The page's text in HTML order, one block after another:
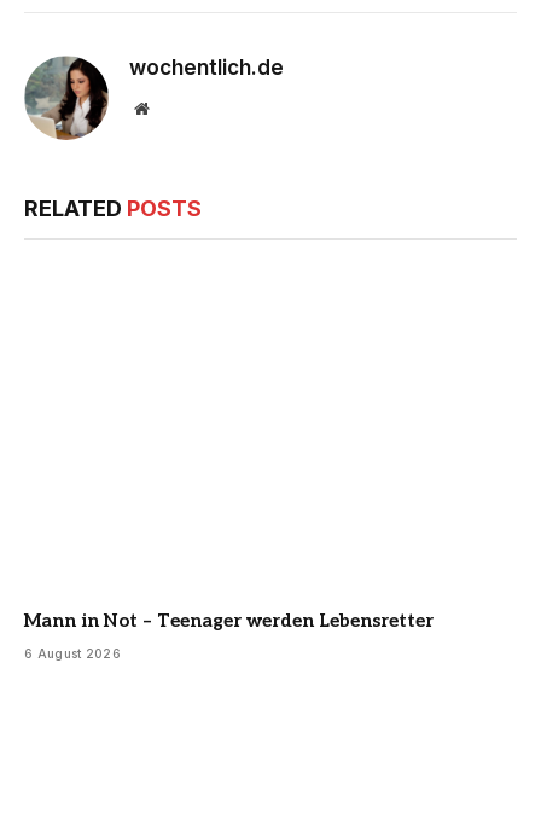
wochentlich.de
Website
RELATED POSTS
Mann in Not – Teenager werden Lebensretter
6 August 2026